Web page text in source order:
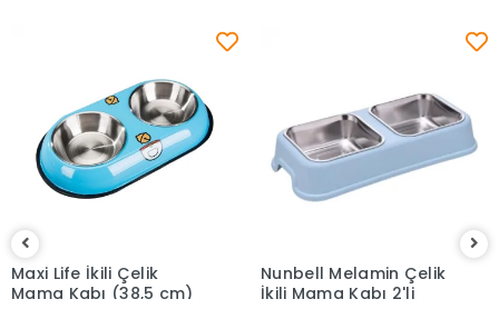
Maxi Life İkili Çelik
Mama Kabı (38,5 cm)
Nunbell Melamin Çelik
İkili Mama Kabı 2'li